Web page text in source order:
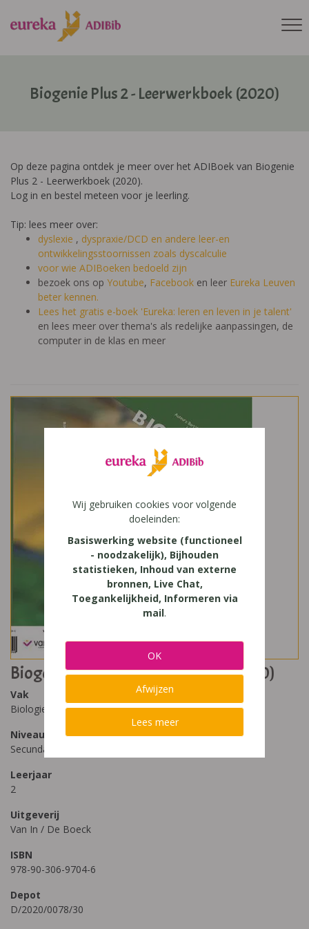
Biogenie Plus 2 - Leerwerkboek (2020)
Op deze pagina ontdek je meer over het ADIBoek van Biogenie
Plus 2 - Leerwerkboek (2020).
Log in en bestel meteen voor je leerling.
Tip: lees meer over:
dyslexie , dyspraxie/DCD en andere leer-en
ontwikkelingsstoornissen zoals dyscalculie
voor wie ADIBoeken bedoeld zijn
bezoek ons op Youtube, Facebook en leer Eureka Leuven
beter kennen.
Lees het gratis e-boek 'Eureka: leren en leven in je talent'
en lees meer over thema's als redelijke aanpassingen, de
computer in de klas en meer
Biogenie Plus 2 - Leerwerkboek (2020)
Vak
Biologie
Niveau
Secundair Onderwijs
Leerjaar
2
Uitgeverij
Van In / De Boeck
ISBN
978-90-306-9704-6
Depot
D/2020/0078/30
Wij gebruiken cookies voor volgende
doeleinden:
Basiswerking website (functioneel
- noodzakelijk), Bijhouden
statistieken, Inhoud van externe
bronnen, Live Chat,
Toegankelijkheid, Informeren via
mail.
OK
Afwijzen
Lees meer